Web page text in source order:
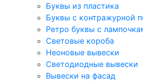
Буквы из пластика
Буквы с контражурной
Ретро буквы с
Световые короба
Неоновые вывески
Светодиодные вывески
Вывески на фасад